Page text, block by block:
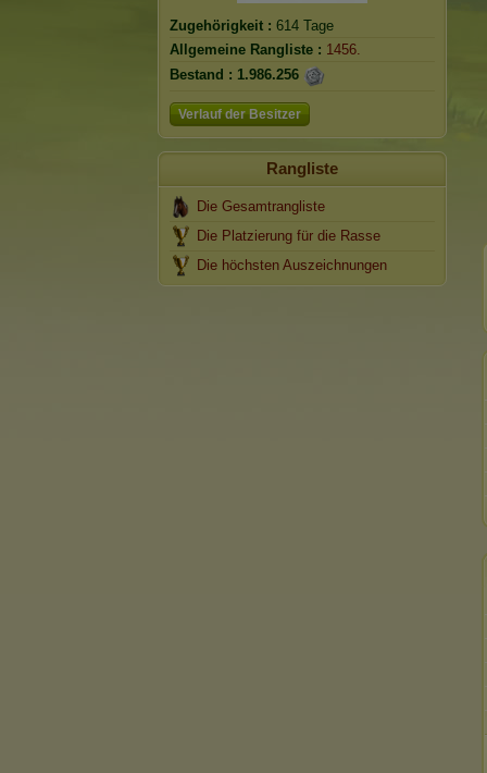
Zugehörigkeit : 614 Tage
Allgemeine Rangliste : 1456.
Bestand : 1.986.256
Verlauf der Besitzer
Rangliste
Die Gesamtrangliste
Die Platzierung für die Rasse
Die höchsten Auszeichnungen